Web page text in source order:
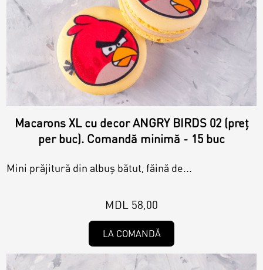
Macarons XL cu decor ANGRY BIRDS 02 (preț
per buc). Comandă minimă - 15 buc
Mini prăjitură din albuș bătut, făină de...
MDL 58,00
LA COMANDĂ